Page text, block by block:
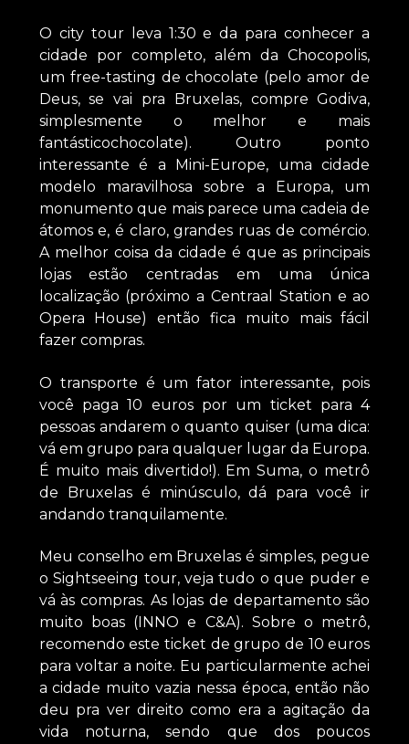
O city tour leva 1:30 e da para conhecer a
cidade por completo, além da Chocopolis,
um free-tasting de chocolate (pelo amor de
Deus, se vai pra Bruxelas, compre Godiva,
simplesmente o melhor e mais
fantásticochocolate). Outro ponto
interessante é a Mini-Europe, uma cidade
modelo maravilhosa sobre a Europa, um
monumento que mais parece uma cadeia de
átomos e, é claro, grandes ruas de comércio.
A melhor coisa da cidade é que as principais
lojas estão centradas em uma única
localização (próximo a Centraal Station e ao
Opera House) então fica muito mais fácil
fazer compras.
O transporte é um fator interessante, pois
você paga 10 euros por um ticket para 4
pessoas andarem o quanto quiser (uma dica:
vá em grupo para qualquer lugar da Europa.
É muito mais divertido!). Em Suma, o metrô
de Bruxelas é minúsculo, dá para você ir
andando tranquilamente.
Meu conselho em Bruxelas é simples, pegue
o Sightseeing tour, veja tudo o que puder e
vá às compras. As lojas de departamento são
muito boas (INNO e C&A). Sobre o metrô,
recomendo este ticket de grupo de 10 euros
para voltar a noite. Eu particularmente achei
a cidade muito vazia nessa época, então não
deu pra ver direito como era a agitação da
vida noturna, sendo que dos poucos